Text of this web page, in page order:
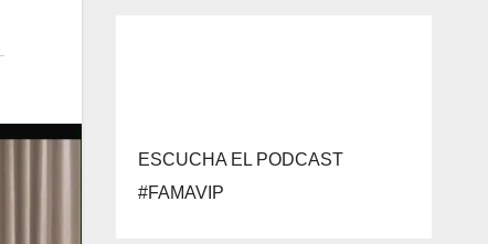
ESCUCHA EL PODCAST
#FAMAVIP